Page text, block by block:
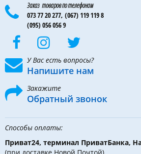
Заказ товаров по телефонам
073 77 20 277, (067) 119 119 8
(095) 056 056 9
У Вас есть вопросы?
Напишите нам
Закажите
Обратный звонок
Способы оплаты:
Приват24, терминал ПриватБанка,